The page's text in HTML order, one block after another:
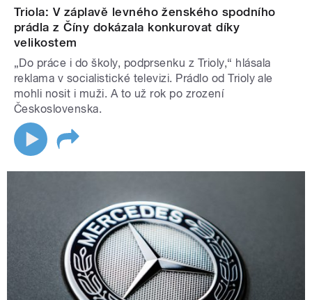
Triola: V záplavě levného ženského spodního
prádla z Číny dokázala konkurovat díky
velikostem
„Do práce i do školy, podprsenku z Trioly,“ hlásala
reklama v socialistické televizi. Prádlo od Trioly ale
mohli nosit i muži. A to už rok po zrození
Československa.